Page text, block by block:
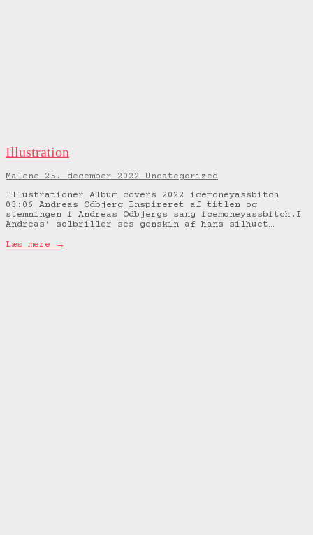
Illustration
Malene 25. december 2022
Uncategorized
Illustrationer Album covers 2022 icemoneyassbitch
03:06 Andreas Odbjerg Inspireret af titlen og
stemningen i Andreas Odbjergs sang icemoneyassbitch.I
Andreas’ solbriller ses genskin af hans silhuet…
Læs mere →